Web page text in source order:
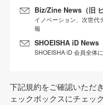
Biz/Zine News（旧
イノベーション、次世代
報
SHOEISHA iD News
SHOEISHA iD 会員全体
下記規約をご確認いただ
ェックボックスにチェッ